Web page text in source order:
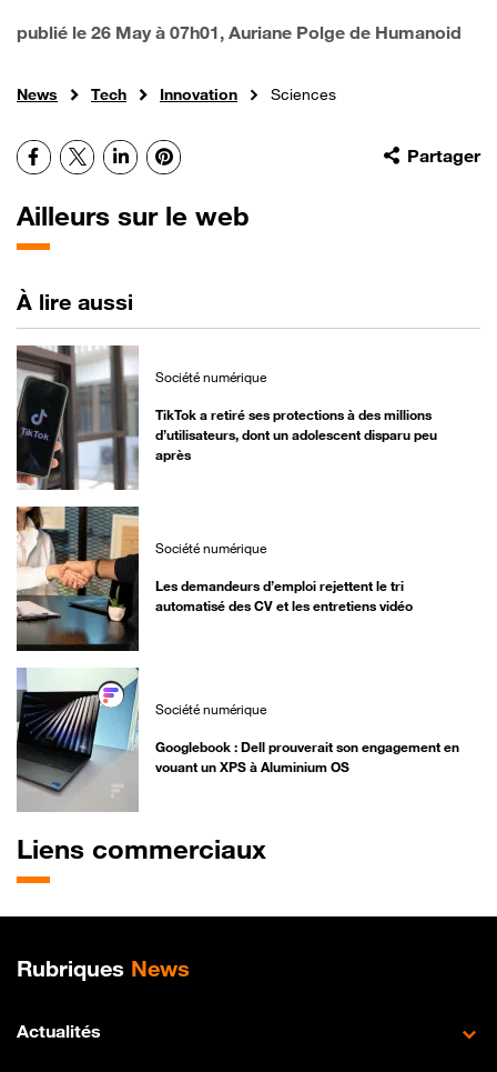
publié le 26 May à 07h01, Auriane Polge de Humanoid
News Tech Innovation Sciences
Partager
Facebook
X LinkedInPinterest
Ailleurs sur le web
À lire aussi
Société numérique
TikTok a retiré ses protections à des millions
d’utilisateurs, dont un adolescent disparu peu
après
Société numérique
Les demandeurs d’emploi rejettent le tri
automatisé des CV et les entretiens vidéo
Société numérique
Googlebook : Dell prouverait son engagement en
vouant un XPS à Aluminium OS
Liens commerciaux
Plan de site
Rubriques News
Actualités